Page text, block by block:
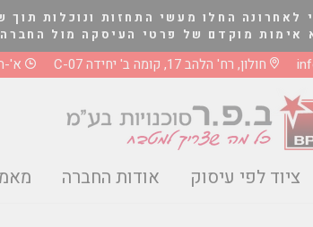
לאחרונה החלו מעשי התחזות ונוכלות
פרטי העיסקה מול החברה בטלפון 03-5661081 או
חולון, רח' הלהב 17, קומה ב' יחידה C-07 א'-ה' 08:00-
ציוד לפי עיסוק אודות החברה